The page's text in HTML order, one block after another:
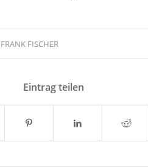
FRANK FISCHER
Eintrag teilen